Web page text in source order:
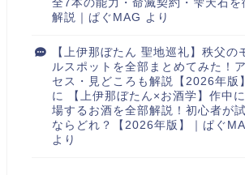
全7本の能力・命滅契約・雫天石を
解説｜ぱぐMAG より
【上伊那ぼたん 聖地巡礼】秩父の
ルスポットを全部まとめてみた！
セス・見どころも解説【2026年版】
に
【上伊那ぼたん×お酒学】作中
場するお酒を全部解説！初心者が
ならどれ？【2026年版】｜ぱぐ
より